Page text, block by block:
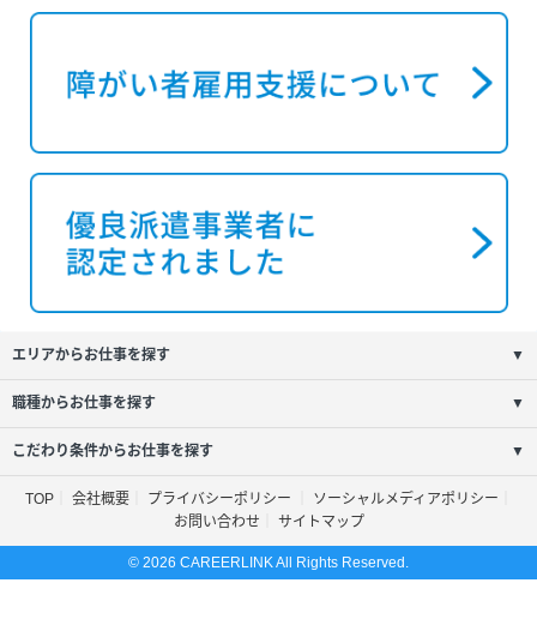
エリアからお仕事を探す ▼
職種からお仕事を探す ▼
こだわり条件からお仕事を探す ▼
TOP 会社概要 プライバシーポリシー
ソーシャルメディアポリシー
お問い合わせ
サイトマップ
© 2026 CAREERLINK All Rights Reserved.